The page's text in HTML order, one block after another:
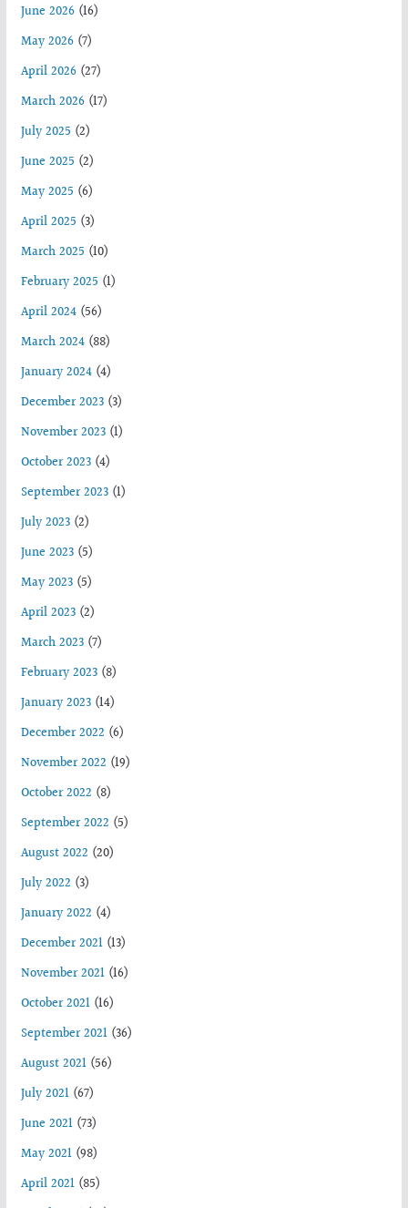
June 2026(16)
May 2026(7)
April 2026(27)
March 2026(17)
July 2025 (2)
June 2025 (2)
May 2025 (6)
April 2025 (3)
March 2025 (10)
February 2025 (1)
April 2024(56)
March 2024(88)
January 2024(4)
December 2023(3)
November 2023(1)
October 2023(4)
September 2023(1)
July 2023(2)
June 2023(5)
May 2023(5)
April 2023(2)
March 2023(7)
February 2023(8)
January 2023(14)
December 2022 (6)
November 2022 (19)
October 2022 (8)
September 2022 (5)
August 2022 (20)
July 2022 (3)
January 2022 (4)
December 2021(13)
November 2021(16)
October 2021(16)
September 2021(36)
August 2021(56)
July 2021(67)
June 2021(73)
May 2021(98)
April 2021(85)